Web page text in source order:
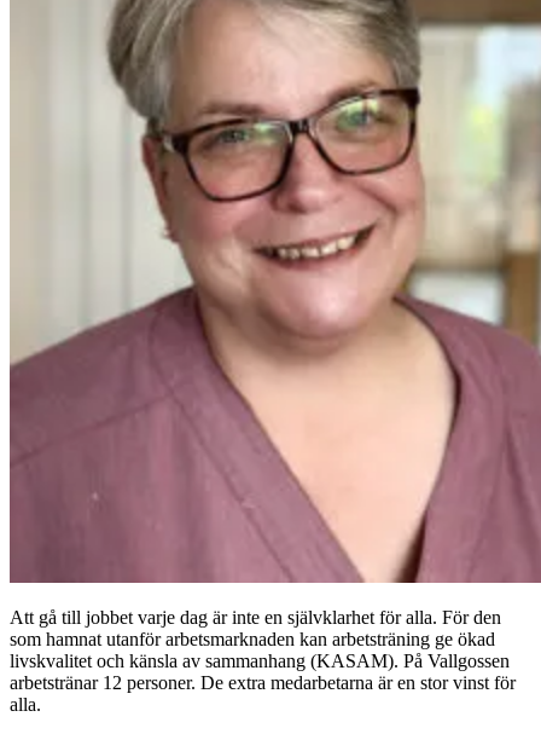
Att gå till jobbet varje dag är inte en självklarhet för alla. För den
som hamnat utanför arbetsmarknaden kan arbetsträning ge ökad
livskvalitet och känsla av sammanhang (KASAM). På Vallgossen
arbetstränar 12 personer. De extra medarbetarna är en stor vinst för
alla.